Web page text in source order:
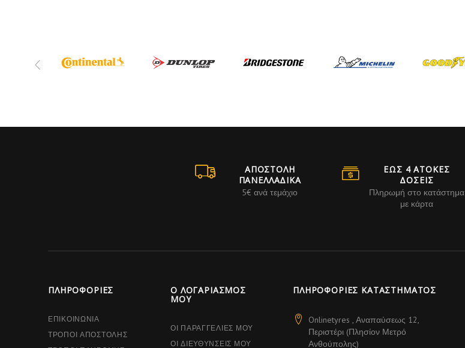
ΑΠΟΣΤΟΛΗ
ΠΑΝΕΛΛΑΔΙΚΑ
5€ ανά τεμάχιο
ΕΩΣ 4 ΑΤΟΚΕΣ
ΔΟΣΕΙΣ
Πληρωμή στο κατάστημα
με κάρτα
ΠΛΗΡΟΦΟΡΊΕΣ
ΕΠΙΚΟΙΝΩΝΊΑ
ΤΡΌΠΟΙ ΑΠΟΣΤΟΛΉΣ
Ο ΛΟΓΑΡΙΑΣΜΌΣ
ΜΟΥ
ΟΙ ΠΑΡΑΓΓΕΛΊΕΣ ΜΟΥ
ΟΙ ΔΙΕΥΘΎΝΣΕΙΣ ΜΟΥ
ΠΛΗΡΟΦΟΡΊΕΣ ΚΑΤΑΣΤΉΜΑΤΟΣ
Onlinetyres , Αναπαύσεως 12,
Περιστέρι (Πλησίον Μετρό
Ανθούπολης)